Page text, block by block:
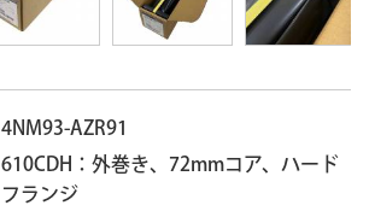
4NM93-AZR91
610CDH：外巻き、72mmコア、ハード
フランジ